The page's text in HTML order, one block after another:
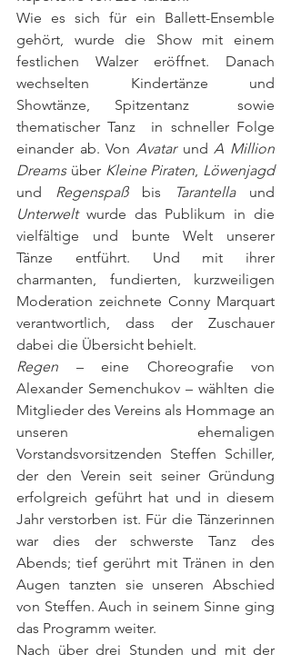
Wie es sich für ein Ballett-Ensemble
gehört, wurde die Show mit einem
festlichen Walzer eröffnet. Danach
wechselten Kindertänze und
Showtänze, Spitzentanz  sowie
thematischer Tanz  in schneller Folge
einander ab. Von Avatar und A Million
Dreams über Kleine Piraten, Löwenjagd
und Regenspaß bis Tarantella
Unterwelt wurde das Publikum in die
vielfältige und bunte Welt unserer
Tänze entführt. Und mit ihrer
charmanten, fundierten, kurzweiligen
Moderation zeichnete Conny Marquart
verantwortlich, dass der Zuschauer
dabei die Übersicht behielt.
Regen – eine Choreografie von
Alexander Semenchukov – wählten die
Mitglieder des Vereins als Hommage an
unseren ehemaligen
Vorstandsvorsitzenden Steffen Schiller,
der den Verein seit seiner Gründung
erfolgreich geführt hat und in diesem
Jahr verstorben ist. Für die Tänzerinnen
war dies der schwerste Tanz des
Abends; tief gerührt mit Tränen in den
Augen tanzten sie unseren Abschied
von Steffen. Auch in seinem Sinne ging
das Programm weiter.
Nach über drei Stunden und mit der